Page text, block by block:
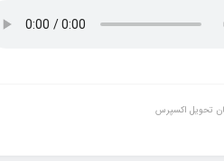
تحویل اکسپرس